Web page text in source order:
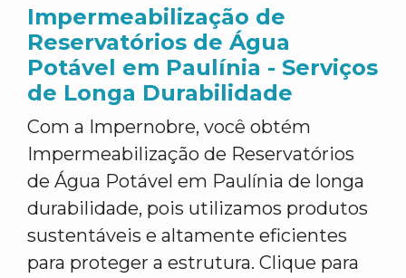
Impermeabilização de
Reservatórios de Água
Potável em Paulínia - Serviços
de Longa Durabilidade
Com a Impernobre, você obtém
Impermeabilização de Reservatórios
de Água Potável em Paulínia de longa
durabilidade, pois utilizamos produtos
sustentáveis e altamente eficientes
para proteger a estrutura. Clique para